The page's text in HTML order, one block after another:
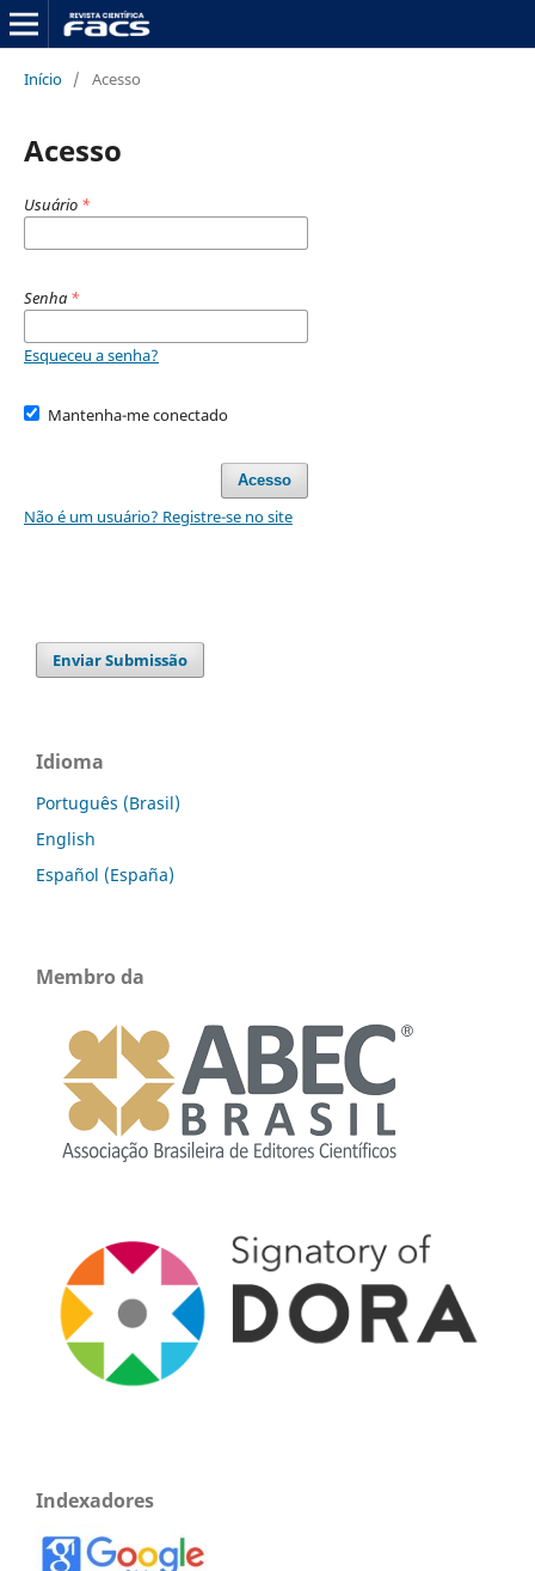
Início / Acesso
Acesso
Usuário *
Senha *
Esqueceu a senha?
Mantenha-me conectado
Acesso
Não é um usuário? Registre-se no site
Enviar Submissão
Idioma
Português (Brasil)
English
Español (España)
Membro da
Indexadores